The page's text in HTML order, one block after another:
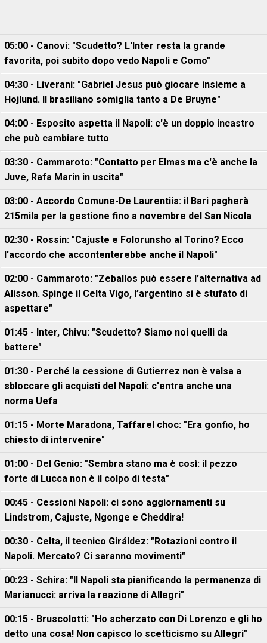
05:00 - Canovi: "Scudetto? L'Inter resta la grande
favorita, poi subito dopo vedo Napoli e Como"
04:30 - Liverani: "Gabriel Jesus può giocare insieme a
Hojlund. Il brasiliano somiglia tanto a De Bruyne"
04:00 - Esposito aspetta il Napoli: c'è un doppio incastro
che può cambiare tutto
03:30 - Cammaroto: "Contatto per Elmas ma c'è anche la
Juve, Rafa Marin in uscita"
03:00 - Accordo Comune-De Laurentiis: il Bari pagherà
215mila per la gestione fino a novembre del San Nicola
02:30 - Rossin: "Cajuste e Folorunsho al Torino? Ecco
l'accordo che accontenterebbe anche il Napoli"
02:00 - Cammaroto: "Zeballos può essere l’alternativa ad
Alisson. Spinge il Celta Vigo, l’argentino si è stufato di
aspettare"
01:45 - Inter, Chivu: "Scudetto? Siamo noi quelli da
battere"
01:30 - Perché la cessione di Gutierrez non è valsa a
sbloccare gli acquisti del Napoli: c'entra anche una
norma Uefa
01:15 - Morte Maradona, Taffarel choc: "Era gonfio, ho
chiesto di intervenire"
01:00 - Del Genio: "Sembra stano ma è così: il pezzo
forte di Lucca non è il colpo di testa"
00:45 - Cessioni Napoli: ci sono aggiornamenti su
Lindstrom, Cajuste, Ngonge e Cheddira!
00:30 - Celta, il tecnico Giráldez: "Rotazioni contro il
Napoli. Mercato? Ci saranno movimenti"
00:23 - Schira: "Il Napoli sta pianificando la permanenza di
Marianucci: arriva la reazione di Allegri"
00:15 - Bruscolotti: "Ho scherzato con Di Lorenzo e gli ho
detto una cosa! Non capisco lo scetticismo su Allegri"